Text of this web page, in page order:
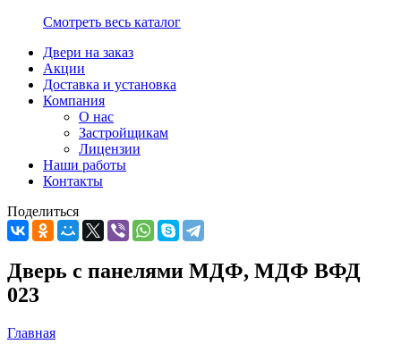
Смотреть весь каталог
Двери на заказ
Акции
Доставка и установка
Компания
О нас
Застройщикам
Лицензии
Наши работы
Контакты
Поделиться
Дверь с панелями МДФ, МДФ ВФД
023
Главная